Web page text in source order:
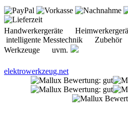
Handwerkergeräte
intelligente Messtechnik
Werkzeuge uvm.
elektrowerkzeug.net